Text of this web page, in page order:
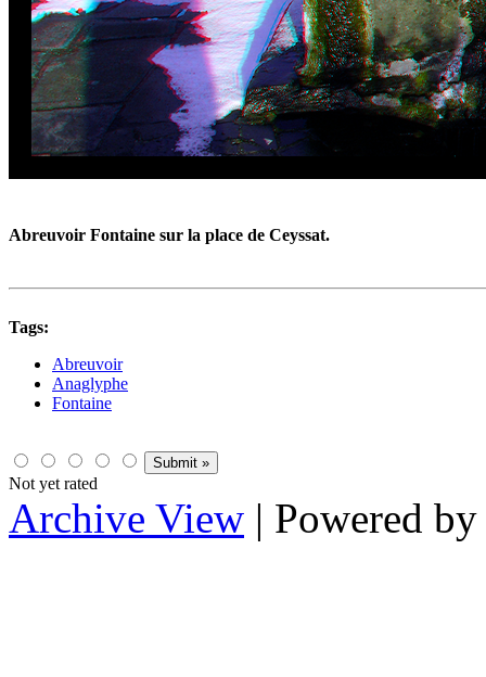
Abreuvoir Fontaine sur la place de Ceyssat.
Tags:
Abreuvoir
Anaglyphe
Fontaine
Not yet rated
Archive View | Powered